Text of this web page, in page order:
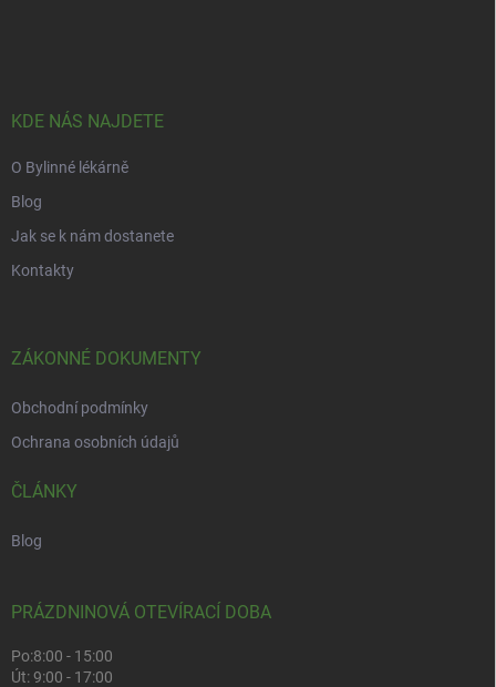
KDE NÁS NAJDETE
O Bylinné lékárně
Blog
Jak se k nám dostanete
Kontakty
ZÁKONNÉ DOKUMENTY
Obchodní podmínky
Ochrana osobních údajů
ČLÁNKY
Blog
PRÁZDNINOVÁ OTEVÍRACÍ DOBA
Po:8:00 - 15:00
Út:9:00 - 17:00